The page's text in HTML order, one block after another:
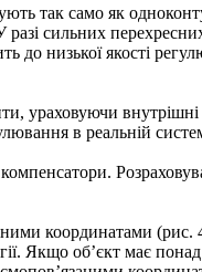
так само як
сильних
до низької якості
ураховуючи внутрішні
в реальній
координатами (рис.
Якщо об’єкт має понад